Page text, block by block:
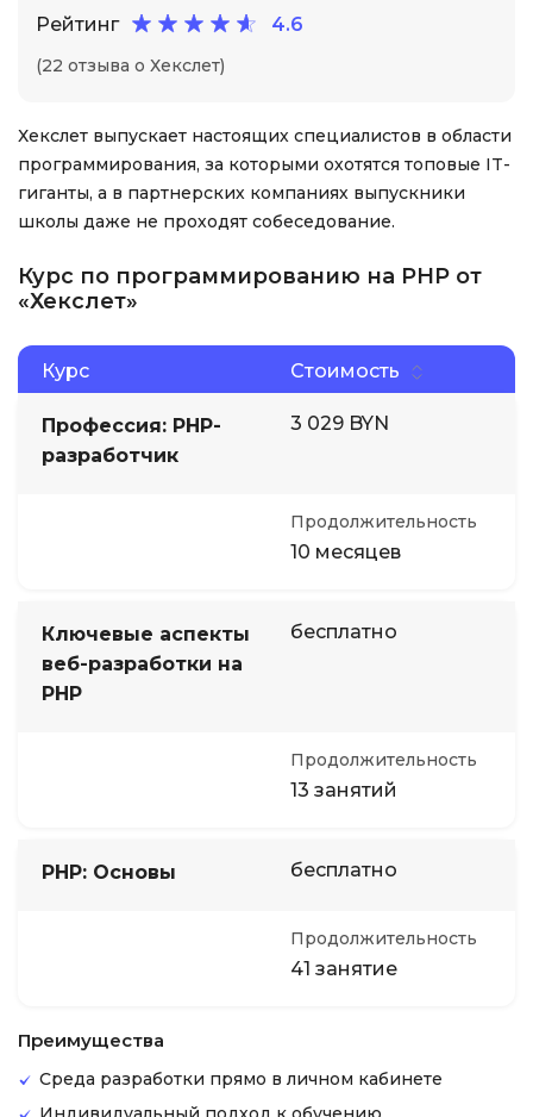
Рейтинг 4.6
(22 отзыва о Хекслет)
Хекслет выпускает настоящих специалистов в области
программирования, за которыми охотятся топовые IT-
гиганты, а в партнерских компаниях выпускники
школы даже не проходят собеседование.
Курс по программированию на PHP от
«Хекслет»
Курс Стоимость
Профессия: PHP-
разработчик
3 029 BYN
Продолжительность
10 месяцев
Ключевые аспекты
веб-разработки на
PHP
бесплатно
Продолжительность
13 занятий
PHP: Основы бесплатно
Продолжительность
41 занятие
Преимущества
Среда разработки прямо в личном кабинете